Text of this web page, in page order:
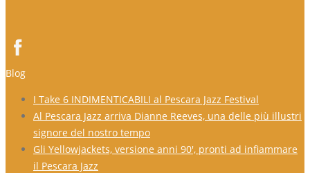
Blog
I Take 6 INDIMENTICABILI al Pescara Jazz Festival
Al Pescara Jazz arriva Dianne Reeves, una delle più illustri
signore del nostro tempo
Gli Yellowjackets, versione anni 90′, pronti ad infiammare
il Pescara Jazz